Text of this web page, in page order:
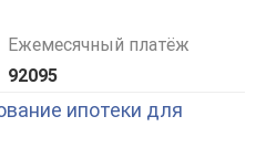
Ежемесячный платёж
92095
ипотеки для